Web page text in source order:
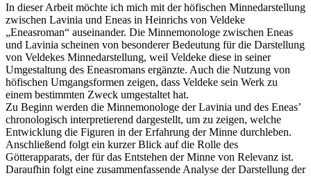
In dieser Arbeit möchte ich mich mit der höfischen Minnedarstellung
zwischen Lavinia und Eneas in Heinrichs von Veldeke
„Eneasroman“ auseinander. Die Minnemonologe zwischen Eneas
und Lavinia scheinen von besonderer Bedeutung für die Darstellung
von Veldekes Minnedarstellung, weil Veldeke diese in seiner
Umgestaltung des Eneasromans ergänzte. Auch die Nutzung von
höfischen Umgangsformen zeigen, dass Veldeke sein Werk zu
einem bestimmten Zweck umgestaltet hat.
Zu Beginn werden die Minnemonologe der Lavinia und des Eneas’
chronologisch interpretierend dargestellt, um zu zeigen, welche
Entwicklung die Figuren in der Erfahrung der Minne durchleben.
Anschließend folgt ein kurzer Blick auf die Rolle des
Götterapparats, der für das Entstehen der Minne von Relevanz ist.
Daraufhin folgt eine zusammenfassende Analyse der Darstellung der